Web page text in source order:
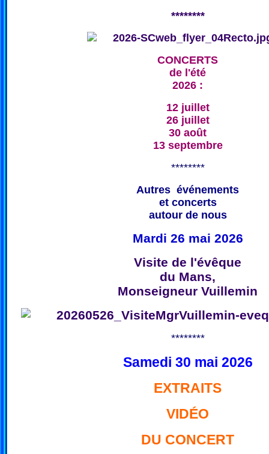
********
CONCERTS
de l'été
2026 :
12 juillet
26 juillet
30 août
13 septembre
********
Autres événements
et concerts
autour de nous
Mardi 26 mai 2026
Visite de l'évêque
du Mans,
Monseigneur Vuillemin
********
Samedi 30 mai 2026
EXTRAITS
VIDÉO
DU CONCERT